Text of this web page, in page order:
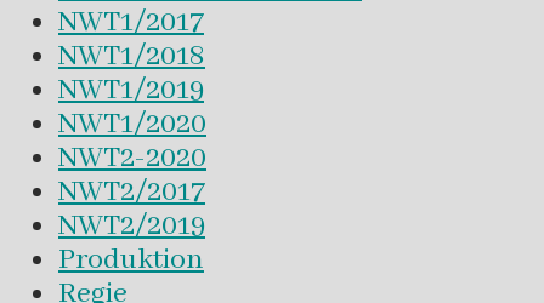
NWT1/2017
NWT1/2018
NWT1/2019
NWT1/2020
NWT2-2020
NWT2/2017
NWT2/2019
Produktion
Regie